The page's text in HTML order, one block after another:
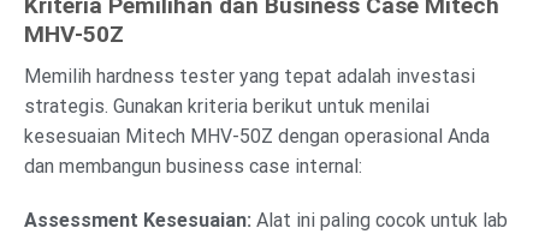
MHV-50Z
Memilih hardness tester yang tepat adalah investasi
strategis. Gunakan kriteria berikut untuk menilai
kesesuaian Mitech MHV-50Z dengan operasional Anda
dan membangun business case internal:
Assessment Kesesuaian: Alat ini paling cocok untuk lab